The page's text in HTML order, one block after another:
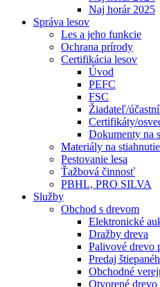
Naj horár 2025
Správa lesov
Les a jeho funkcie
Ochrana prírody
Certifikácia lesov
Úvod
PEFC
FSC
Žiadateľ/
Certifikáty/
Dokumenty na
Materiály na stiahnutie
Pestovanie lesa
Ťažbová činnosť
PBHL, PRO SILVA
Služby
Obchod s drevom
Elektronické
Dražby dreva
Palivové drevo
Predaj
Obchodné
Otvorené drevo